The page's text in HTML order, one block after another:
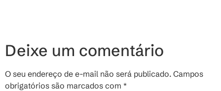
Deixe um comentário
O seu endereço de e-mail não será publicado. Campos
obrigatórios são marcados com *